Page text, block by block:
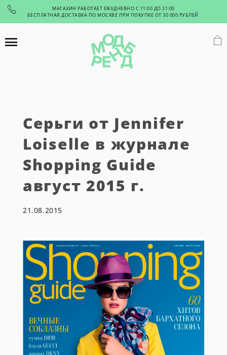
МАГАЗИН РАБОТАЕТ ЕЖЕДНЕВНО С 11:00 ДО 21:00
БЕСПЛАТНАЯ ДОСТАВКА ПО МОСКВЕ ПРИ ПОКУПКЕ ОТ 30 000 РУБЛЕЙ
Серьги от Jennifer
Loiselle в журнале
Shopping Guide
август 2015 г.
21.08.2015